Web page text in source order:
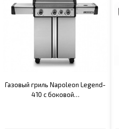
Газовый гриль Napoleon Legend-
410 c боковой…